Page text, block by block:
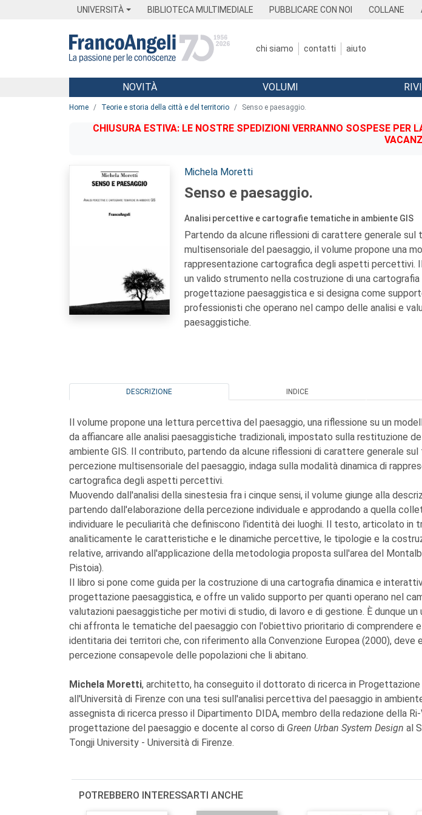
UNIVERSITÀ BIBLIOTECA MULTIMEDIALE PUBBLICARE CON NOI COLLANE
chi siamo contatti aiuto
Menu
NOVITÀ VOLUMI
Home Teorie e storia della città e del territorio Senso e paesaggio.
CHIUSURA ESTIVA: LE NOSTRE SPEDIZIONI VERRANNO SOSPESE
Autori:
Michela Moretti
Senso e paesaggio.
Analisi percettive e cartografie tematiche in ambiente GIS
Partendo da alcune riflessioni di carattere generale sul
multisensoriale del paesaggio, il volume propone una
rappresentazione cartografica degli aspetti percettivi.
un valido strumento nella costruzione di una
progettazione paesaggistica e si designa come
professionisti che operano nel campo delle analisi e
paesaggistiche.
DESCRIZIONE INDICE
Il volume propone una lettura percettiva del paesaggio, una riflessione su un
da affiancare alle analisi paesaggistiche tradizionali, impostato sulla restituzione
ambiente GIS. Il contributo, partendo da alcune riflessioni di carattere generale
percezione multisensoriale del paesaggio, indaga sulla modalità dinamica di
cartografica degli aspetti percettivi.
Muovendo dall'analisi della sinestesia fra i cinque sensi, il volume giunge alla
partendo dall'elaborazione della percezione individuale e approdando a quella
individuare le peculiarità che definiscono l'identità dei luoghi. Il testo, articolato in
analiticamente le caratteristiche e le dinamiche percettive, le tipologie e la
relative, arrivando all'applicazione della metodologia proposta sull'area del
Pistoia).
Il libro si pone come guida per la costruzione di una cartografia dinamica e
progettazione paesaggistica, e offre un valido supporto per quanti operano nel
valutazioni paesaggistiche per motivi di studio, di lavoro e di gestione. È dunque
chi affronta le tematiche del paesaggio con l'obiettivo prioritario di comprendere
identitaria dei territori che, con riferimento alla Convenzione Europea (2000), deve
percezione consapevole delle popolazioni che li abitano.
Michela Moretti, architetto, ha conseguito il dottorato di ricerca in
all'Università di Firenze con una tesi sull'analisi percettiva del paesaggio in
assegnista di ricerca presso il Dipartimento DIDA, membro della redazione della
progettazione del paesaggio e docente al corso di Green Urban System Design al
Tongji University - Università di Firenze.
POTREBBERO INTERESSARTI ANCHE